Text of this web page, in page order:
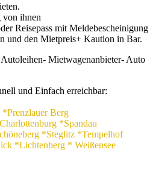
von ihnen
Reisepass mit Meldebescheinigung
und den Mietpreis+ Kaution in Bar.
Mietwagenanbieter- Auto
und Einfach erreichbar:
Berg
*Spandau
*Steglitz *Tempelhof
*Lichtenberg * Weißensee